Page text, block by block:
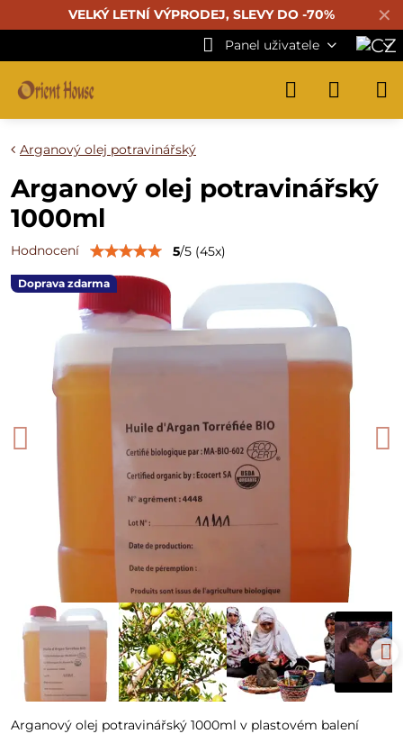
✕
VELKÝ LETNÍ VÝPRODEJ, SLEVY DO -70%
Panel uživatele
Doprava zdarma
Arganový olej potravinářský
Arganový olej potravinářský
1000ml
Hodnocení 5/5 (45x)
Arganový olej potravinářský 1000ml v plastovém balení